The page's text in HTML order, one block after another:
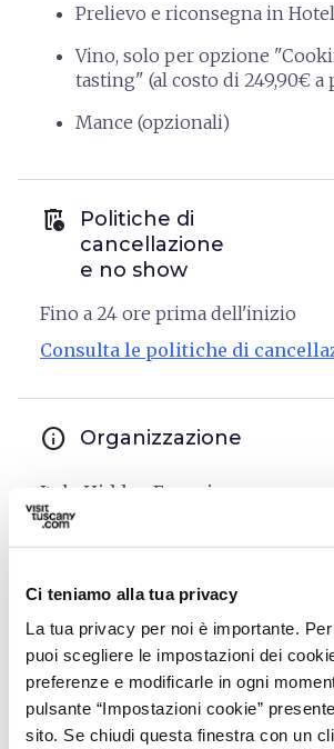
Ci teniamo alla tua privacy
La tua privacy per noi è importante.
puoi scegliere le impostazioni dei
preferenze e modificarle in ogni
pulsante “Impostazioni cookie”
sito. Se chiudi questa finestra con un
Prelievo e riconsegna in Hotel
Vino, solo per opzione
tasting" (al costo di 249,90€ a
Mance (opzionali)
auto_delete
Politiche di
cancellazione
e no show
Fino a 24 ore prima dell'inizio
Consulta le politiche di
info Organizzazione
Italy Hidden Experiences
P.IVA: 10599040960
phone 3291596838 open_in_new
email
language https://